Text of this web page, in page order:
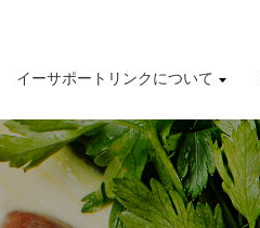
イーサポートリンクについて